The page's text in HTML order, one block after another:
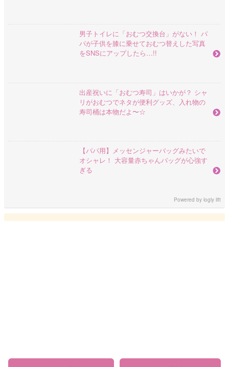
男子トイレに「おむつ交換台」がない！ パ
パが子供を膝に乗せておむつ替えした写真
をSNSにアップしたら…!!
出産祝いに「おむつ寿司」はいかが？ シャ
リがおむつでネタが便利グッズ、入れ物の
寿司桶は本物だよ〜☆
【パパ用】メッセンジャーバッグみたいで
オシャレ！ 大容量赤ちゃんバッグが心強す
ぎる
Powered bylogly lift